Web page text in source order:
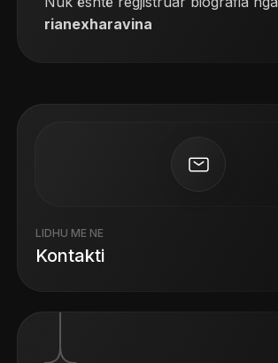
rianexharavina
LIDHU ME NE
Kontakti